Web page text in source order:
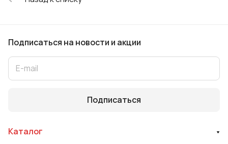
Подписаться на новости и акции
Подписаться
Каталог